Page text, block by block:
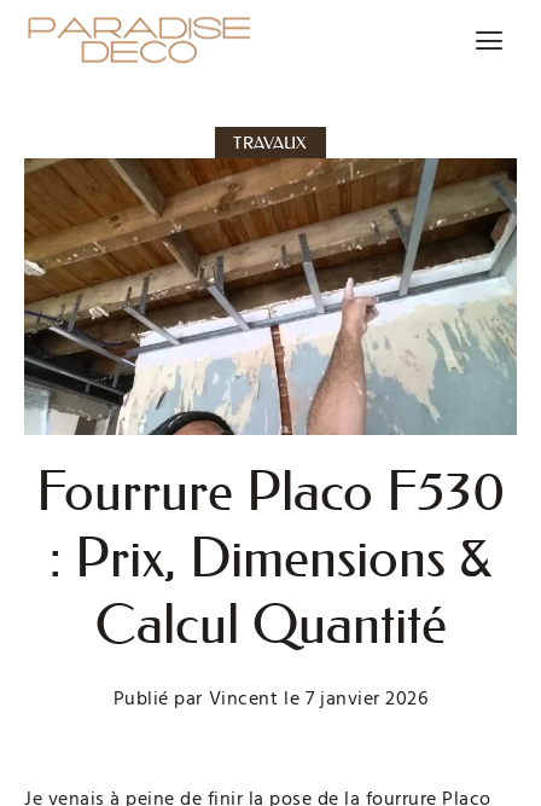
TRAVAUX
Fourrure Placo F530
: Prix, Dimensions &
Calcul Quantité
Publié par Vincent le 7 janvier 2026
Je venais à peine de finir la pose de la fourrure Placo